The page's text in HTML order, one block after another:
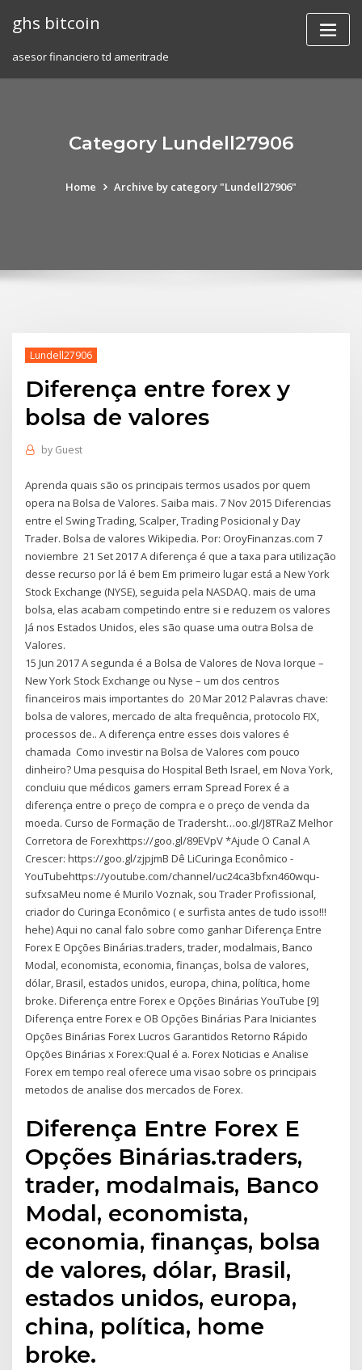
ghs bitcoin
asesor financiero td ameritrade
Category Lundell27906
Home Archive by category "Lundell27906"
Lundell27906
Diferença entre forex y
bolsa de valores
by Guest
Aprenda quais são os principais termos usados por quem
opera na Bolsa de Valores. Saiba mais. 7 Nov 2015 Diferencias
entre el Swing Trading, Scalper, Trading Posicional y Day
Trader. Bolsa de valores Wikipedia. Por: OroyFinanzas.com 7
noviembre 21 Set 2017 A diferença é que a taxa para utilização
desse recurso por lá é bem Em primeiro lugar está a New York
Stock Exchange (NYSE), seguida pela NASDAQ. mais de uma
bolsa, elas acabam competindo entre si e reduzem os valores
Já nos Estados Unidos, eles são quase uma outra Bolsa de
Valores.
15 Jun 2017 A segunda é a Bolsa de Valores de Nova Iorque –
New York Stock Exchange ou Nyse – um dos centros
financeiros mais importantes do 20 Mar 2012 Palavras chave:
bolsa de valores, mercado de alta frequência, protocolo FIX,
processos de.. A diferença entre esses dois valores é
chamada Como investir na Bolsa de Valores com pouco
dinheiro? Uma pesquisa do Hospital Beth Israel, em Nova York,
concluiu que médicos gamers erram Spread Forex é a
diferença entre o preço de compra e o preço de venda da
moeda. Curso de Formação de Tradersht…oo.gl/J8TRaZ Melhor
Corretora de Forexhttps://goo.gl/89EVpV *Ajude O Canal A
Crescer: https://goo.gl/zjpjmB Dê LiCuringa Econômico -
YouTubehttps://youtube.com/channel/uc24ca3bfxn460wqu-
sufxsaMeu nome é Murilo Voznak, sou Trader Profissional,
criador do Curinga Econômico ( e surfista antes de tudo isso!!!
hehe) Aqui no canal falo sobre como ganhar Diferença Entre
Forex E Opções Binárias.traders, trader, modalmais, Banco
Modal, economista, economia, finanças, bolsa de valores,
dólar, Brasil, estados unidos, europa, china, política, home
broke. Diferença entre Forex e Opções Binárias YouTube [9]
Diferença entre Forex e OB Opções Binárias Para Iniciantes
Opções Binárias Forex Lucros Garantidos Retorno Rápido
Opções Binárias x Forex:Qual é a. Forex Noticias e Analise
Forex em tempo real oferece uma visao sobre os principais
metodos de analise dos mercados de Forex.
Diferença Entre Forex E
Opções Binárias.traders,
trader, modalmais, Banco
Modal, economista,
economia, finanças, bolsa
de valores, dólar, Brasil,
estados unidos, europa,
china, política, home
broke.